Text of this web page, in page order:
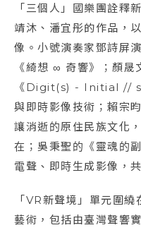
「三個人」國樂團詮釋
靖沐、潘宜彤的作品，
像。小號演奏家鄧詩屏
《綺想 ∞ 奇響》；顏晟
《Digit(s) - Initial //
與即時影像技術；賴宗
讓消逝的原住民族文化
在；吳秉聖的《靈魂的
電聲、即時生成影像，
「VR新聲境」單元圍
藝術，包括由臺灣聲響